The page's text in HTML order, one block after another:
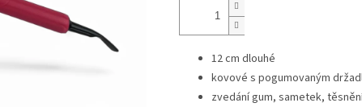
12 cm dlouhé
kovové s pogumovaným
zvedání gum, sametek,